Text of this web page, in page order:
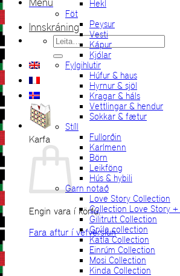
Menu
Innskráning
Leita
eftir:
Karfa
Engin vara í körfu.
Fara aftur í vefverslun
Hekl
Föt
Peysur
Vesti
Kápur
Kjólar
Fylgihlutir
Húfur & haus
Hyrnur & sjöl
Kragar & háls
Vettlingar & hendur
Sokkar & fætur
Stíll
Fullorðin
Karlmenn
Börn
Leikföng
Hús & hybili
Garn notað
Love Story Collection
Collection Love Story +
Gilitrutt Collection
Grýla collection
Katla Collection
Einrúm Collection
Mosi Collection
Kinda Collection